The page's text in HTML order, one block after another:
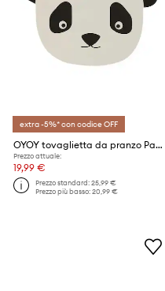
extra -5%* con codice OFF
OYOY tovaglietta da pranzo Panda
Prezzo attuale:
19,99 €
Prezzo standard:25,99 €
Prezzo più basso:20,99 €